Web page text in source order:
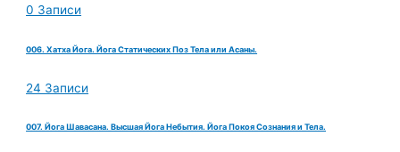
0 Записи
006. Хатха Йога. Йога Статических Поз Тела или Асаны.
24 Записи
007. Йога Шавасана. Высшая Йога Небытия. Йога Покоя Сознания и Тела.